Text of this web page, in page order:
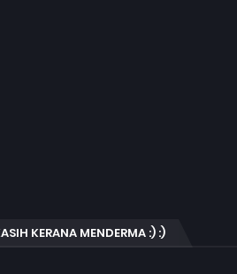
KERANA MENDERMA :) :)